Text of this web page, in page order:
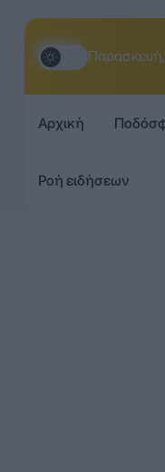
Αρχική
Ροή ειδήσεων